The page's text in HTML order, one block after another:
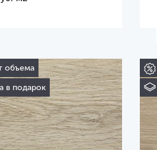
объема
в подарок